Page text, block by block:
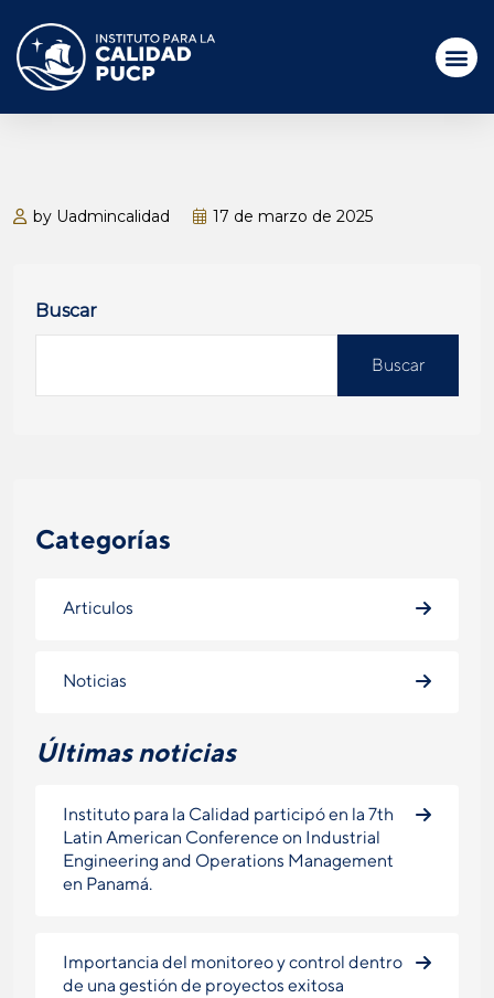
by Uadmincalidad 17 de marzo de 2025
Buscar
Buscar
Categorías
Articulos
Noticias
Últimas noticias
Instituto para la Calidad participó en la 7th
Latin American Conference on Industrial
Engineering and Operations Management
en Panamá.
Importancia del monitoreo y control dentro
de una gestión de proyectos exitosa